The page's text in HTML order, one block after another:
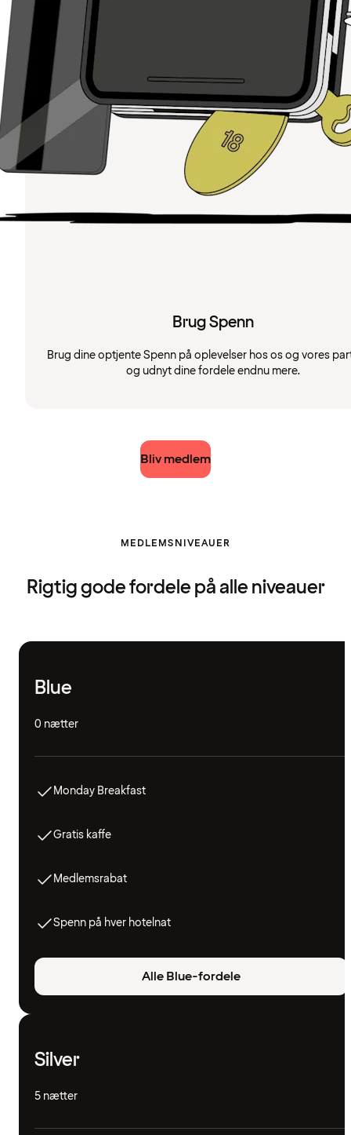
Brug Spenn
Brug dine optjente Spenn på oplevelser hos os og vores
og udnyt dine fordele endnu mere.
Bliv medlem
MEDLEMSNIVEAUER
Rigtig gode fordele på alle niveauer
Blue
0 nætter
Monday Breakfast
Gratis kaffe
Medlemsrabat
Spenn på hver hotelnat
Alle Blue-fordele
Silver
5 nætter